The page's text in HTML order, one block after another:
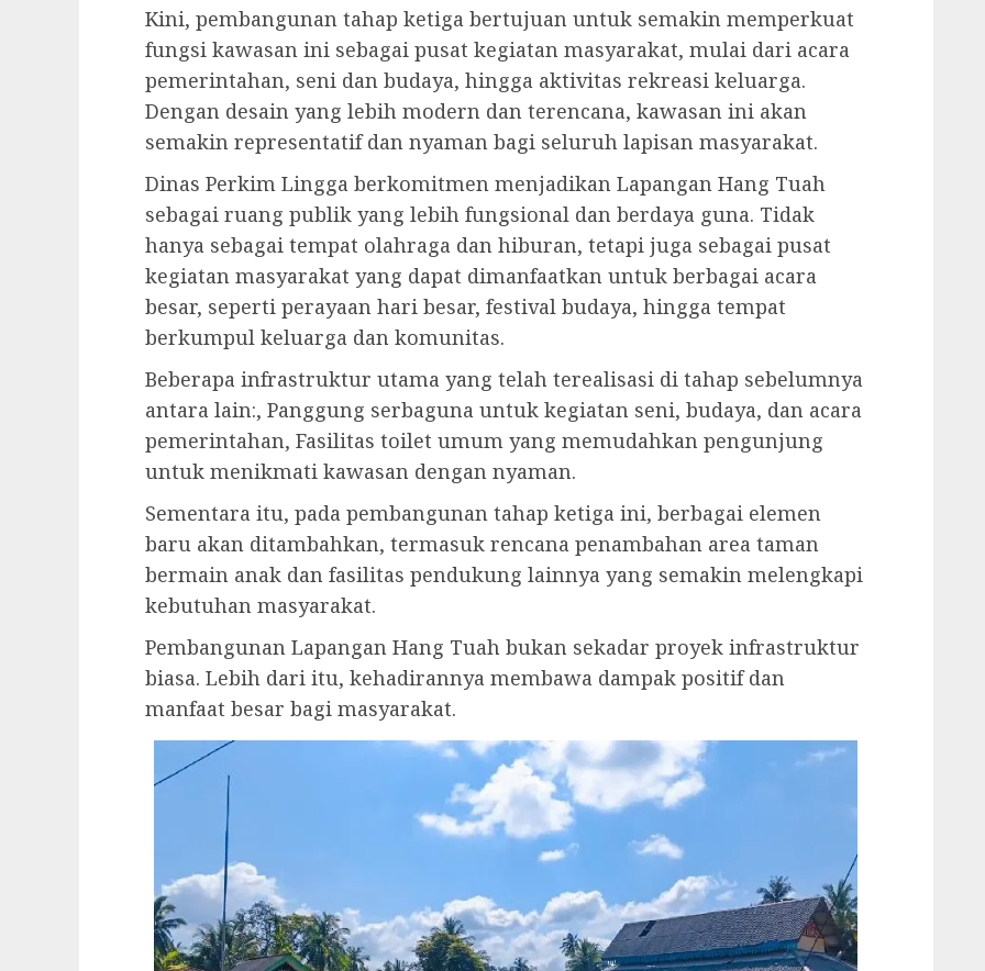
Kini, pembangunan tahap ketiga bertujuan untuk semakin memperkuat
fungsi kawasan ini sebagai pusat kegiatan masyarakat, mulai dari acara
pemerintahan, seni dan budaya, hingga aktivitas rekreasi keluarga.
Dengan desain yang lebih modern dan terencana, kawasan ini akan
semakin representatif dan nyaman bagi seluruh lapisan masyarakat.
Dinas Perkim Lingga berkomitmen menjadikan Lapangan Hang Tuah
sebagai ruang publik yang lebih fungsional dan berdaya guna. Tidak
hanya sebagai tempat olahraga dan hiburan, tetapi juga sebagai pusat
kegiatan masyarakat yang dapat dimanfaatkan untuk berbagai acara
besar, seperti perayaan hari besar, festival budaya, hingga tempat
berkumpul keluarga dan komunitas.
Beberapa infrastruktur utama yang telah terealisasi di tahap sebelumnya
antara lain:, Panggung serbaguna untuk kegiatan seni, budaya, dan acara
pemerintahan, Fasilitas toilet umum yang memudahkan pengunjung
untuk menikmati kawasan dengan nyaman.
Sementara itu, pada pembangunan tahap ketiga ini, berbagai elemen
baru akan ditambahkan, termasuk rencana penambahan area taman
bermain anak dan fasilitas pendukung lainnya yang semakin melengkapi
kebutuhan masyarakat.
Pembangunan Lapangan Hang Tuah bukan sekadar proyek infrastruktur
biasa. Lebih dari itu, kehadirannya membawa dampak positif dan
manfaat besar bagi masyarakat.